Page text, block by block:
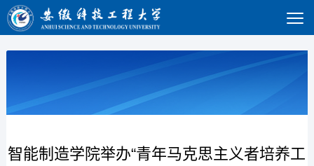
智能制造学院举办“青年马克思主义者培养工